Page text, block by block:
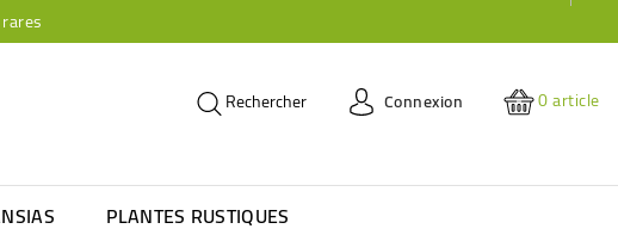
Rechercher Connexion 0article
PLANTES RUSTIQUES